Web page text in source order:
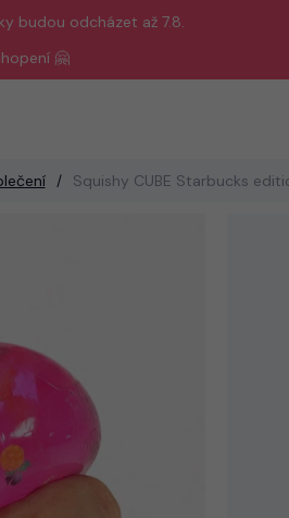
budou odcházet až 7.8.
🤗
Squishy CUBE Starbucks